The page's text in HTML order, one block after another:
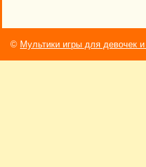
© Мультики игры для девочек